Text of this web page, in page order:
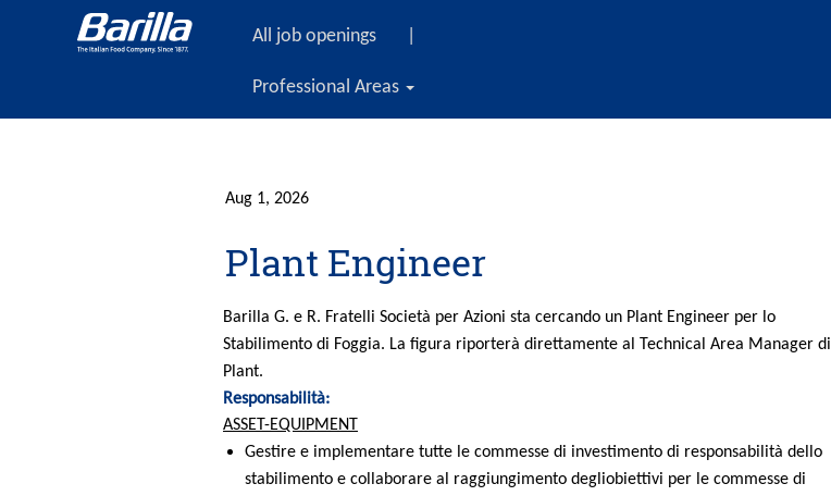
All job openings
Professional Areas
Aug 1, 2026
Plant Engineer
Barilla G. e R. Fratelli Società per Azioni sta cercando un Plant Engineer per lo
Stabilimento di Foggia. La figura riporterà direttamente al Technical Area Manager di
Plant.
Responsabilità:
ASSET-EQUIPMENT
Gestire e implementare tutte le commesse di investimento di responsabilità dello
stabilimento e collaborare al raggiungimento degliobiettivi per le commesse di